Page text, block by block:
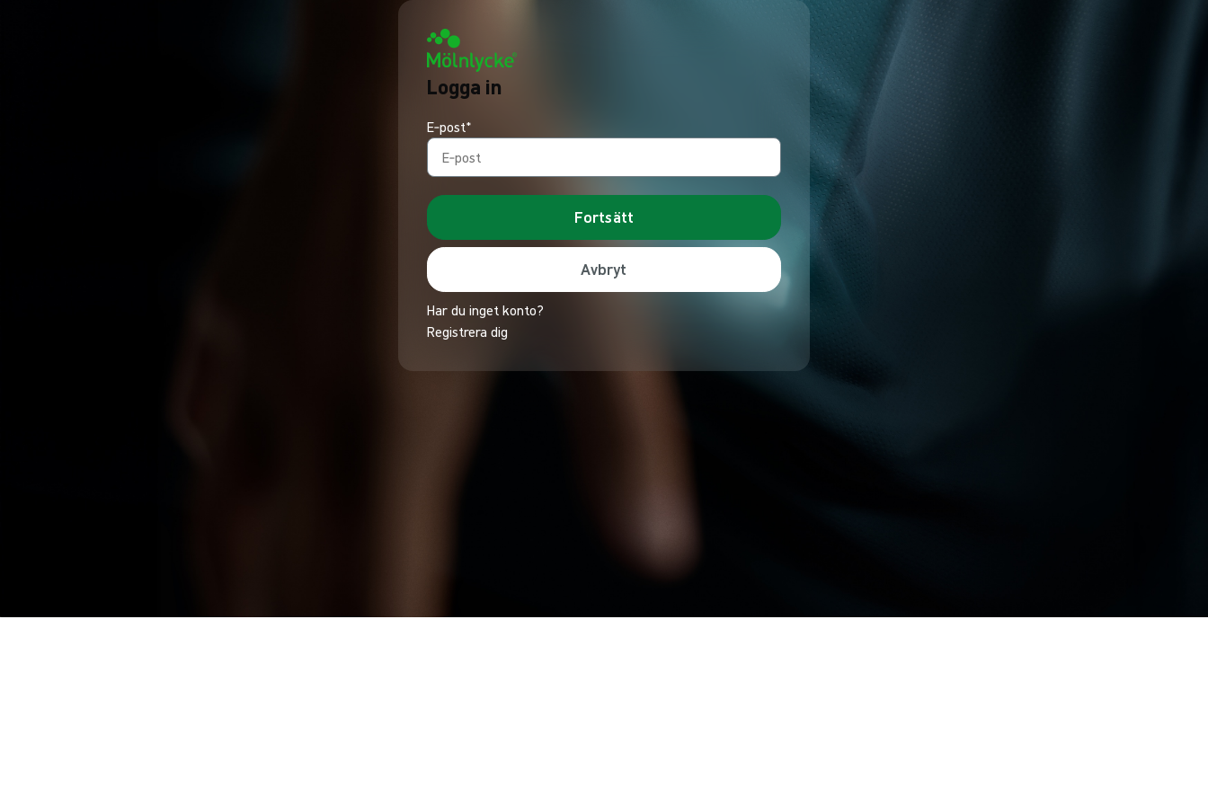
Logga in
E‑post*
Fortsätt
Avbryt
Har du inget konto?
Registrera dig